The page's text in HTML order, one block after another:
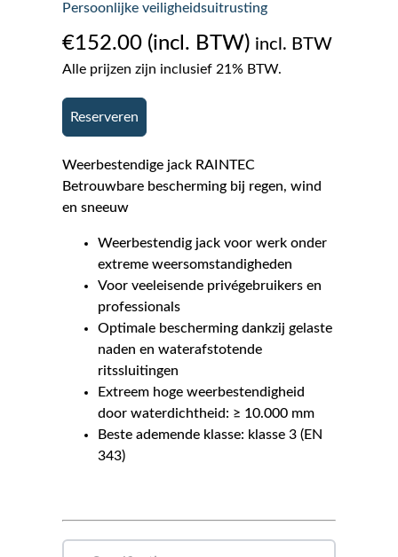
Persoonlijke veiligheidsuitrusting
€152.00 incl. BTW
Alle prijzen zijn inclusief 21% BTW.
Reserveren
Weerbestendige jack RAINTEC
Betrouwbare bescherming bij regen, wind
en sneeuw
Weerbestendig jack voor werk onder
extreme weersomstandigheden
Voor veeleisende privégebruikers en
professionals
Optimale bescherming dankzij gelaste
naden en waterafstotende
ritssluitingen
Extreem hoge weerbestendigheid
door waterdichtheid: ≥ 10.000 mm
Beste ademende klasse: klasse 3 (EN
343)